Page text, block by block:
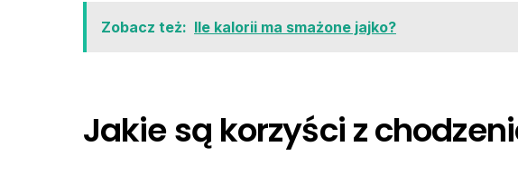
Zobacz też: Ile kalorii ma smażone jajko?
Jakie są korzyści z